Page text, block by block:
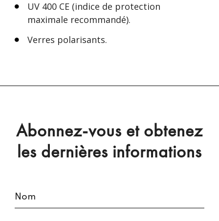
UV 400 CE (indice de protection
maximale recommandé).
Verres polarisants.
Abonnez-vous et obtenez
les dernières informations